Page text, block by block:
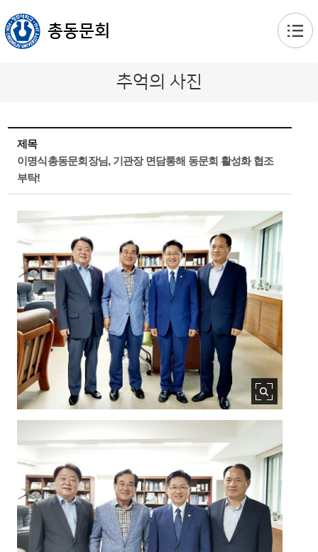
총동문회
추억의 사진
제목
이명식총동문회장님, 기관장 면담통해 동문회 활성화 협조
부탁!